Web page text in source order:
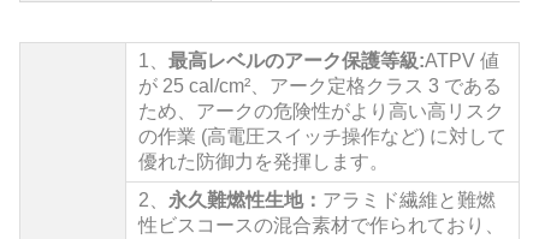
1、 最高レベルのアーク保護等級:ATPV 値
が 25 cal/cm²、アーク定格クラス 3 である
ため、アークの危険性がより高い高リスク
の作業 (高電圧スイッチ操作など) に対して
優れた防御力を発揮します。
2、 永久難燃性生地： アラミド繊維と難燃
性ビスコースの混合素材で作られており、